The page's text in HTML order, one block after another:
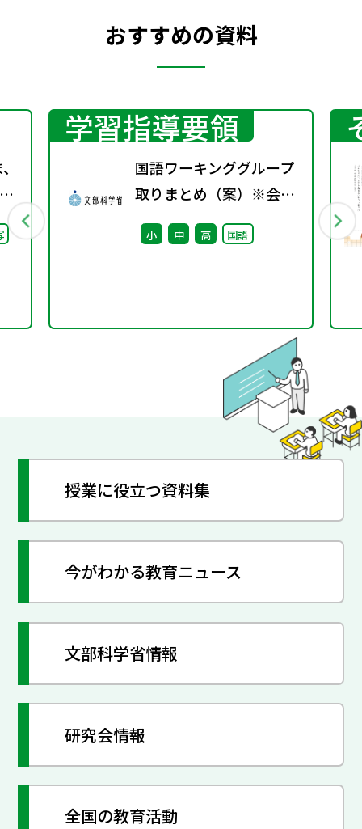
おすすめの資料
学習指導要領
国語ワーキンググループ
取りまとめ（案）※会議
後修正
小 中 高 国語
授業に役立つ資料集
今がわかる教育ニュース
文部科学省情報
研究会情報
全国の教育活動